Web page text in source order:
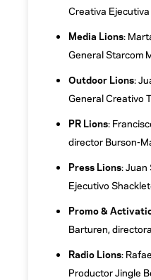
Creativa
Media Lions:
General Starcom
Outdoor Lions:
General Creativo
PR Lions:
director Burson-
Press Lions: Juan
Ejecutivo
Promo &
Barturen,
Radio Lions:
Productor Jingle